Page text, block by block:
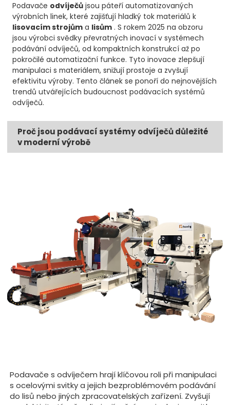
Podavače odvíječů jsou páteří automatizovaných
výrobních linek, které zajišťují hladký tok materiálů k
lisovacím strojům a lisům . S rokem 2025 na obzoru
jsou výrobci svědky převratných inovací v systémech
podávání odvíječů, od kompaktních konstrukcí až po
pokročilé automatizační funkce. Tyto inovace zlepšují
manipulaci s materiálem, snižují prostoje a zvyšují
efektivitu výroby. Tento článek se ponoří do nejnovějších
trendů utvářejících budoucnost podávacích systémů
odvíječů.
Proč jsou podávací systémy odvíječů důležité
v moderní výrobě
Podavače s odvíječem hrají klíčovou roli při manipulaci
s ocelovými svitky a jejich bezproblémovém podávání
do lisů nebo jiných zpracovatelských zařízení. Zvyšují